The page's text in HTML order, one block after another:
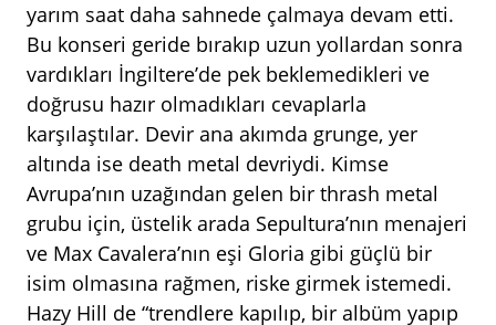
yarım saat daha sahnede çalmaya devam etti.
Bu konseri geride bırakıp uzun yollardan sonra
vardıkları İngiltere’de pek beklemedikleri ve
doğrusu hazır olmadıkları cevaplarla
karşılaştılar. Devir ana akımda grunge, yer
altında ise death metal devriydi. Kimse
Avrupa’nın uzağından gelen bir thrash metal
grubu için, üstelik arada Sepultura’nın menajeri
ve Max Cavalera’nın eşi Gloria gibi güçlü bir
isim olmasına rağmen, riske girmek istemedi.
Hazy Hill de “trendlere kapılıp, bir albüm yapıp